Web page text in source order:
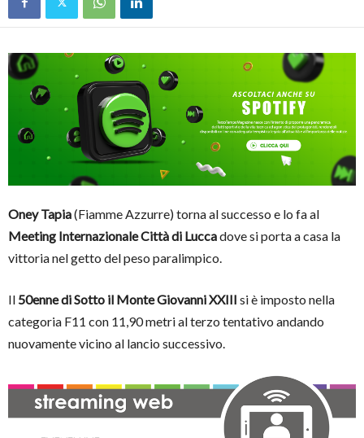
Oney Tapia(Fiamme Azzurre) torna al successo e lo fa al
Meeting Internazionale Cittàdi Luccadove si porta a casa la
vittoria nel getto del peso paralimpico.
Il50ennedi Sotto il Monte Giovanni XXIII si è imposto nella
categoria F11 con 11,90 metri al terzo tentativo andando
nuovamente vicino al lancio successivo.